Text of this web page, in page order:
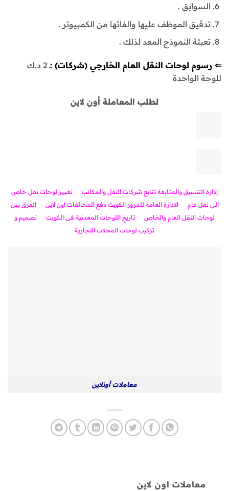
السوابق .
تدقيق الموظف عليها وإلغائها من الكمبيوتر .
تعبئة النموذج المعد لذلك .
⇐ رسوم لوحات النقل العام الخارجي (شركات) :ـ
2 د.ك
للوحة الواحدة
لطلب المعاملة أون لاين
إدارة التنسيق والمتابعة تتابع شركات النقل والمكاتب
تغيير لوحات نقل خاص
الى نقل عام
الادارة العامة للمرور الكويت دفع المخالفات اون لاين
الفرق بين
لوحات النقل العام والخاص
تاريخ اللوحات المعدنية فى الكويت
تصميم و
تركيب لوحات المحلات التجارية
معاملات أونلاين
معاملات اون لاين